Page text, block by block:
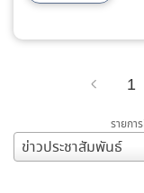
1
รายกา
ข่าวประชาสัมพันธ์